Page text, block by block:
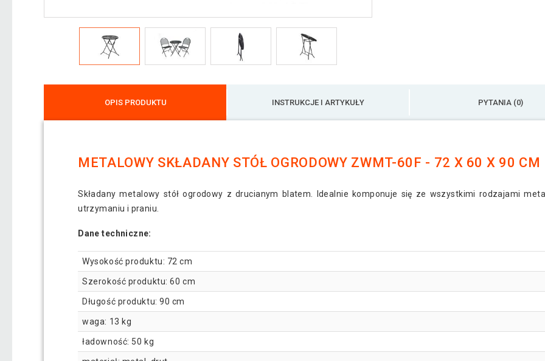
OPIS PRODUKTU INSTRUKCJE I ARTYKUŁY PYTANIA (0)
METALOWY SKŁADANY STÓŁ OGRODOWY ZWMT-60F - 72 X 60 X 90 CM
Składany metalowy stół ogrodowy z drucianym blatem. Idealnie komponuje się ze wszystkimi rodzajami
utrzymaniu i praniu.
Dane techniczne:
Wysokość produktu: 72 cm
Szerokość produktu: 60 cm
Długość produktu: 90 cm
waga: 13 kg
ładowność: 50 kg